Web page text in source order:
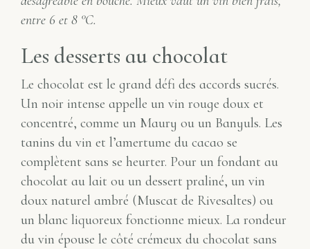
entre 6 et 8 °C.
Les desserts au chocolat
Le chocolat est le grand défi des accords sucrés.
Un noir intense appelle un vin rouge doux et
concentré, comme un Maury ou un Banyuls. Les
tanins du vin et l’amertume du cacao se
complètent sans se heurter. Pour un fondant au
chocolat au lait ou un dessert praliné, un vin
doux naturel ambré (Muscat de Rivesaltes) ou
un blanc liquoreux fonctionne mieux. La rondeur
du vin épouse le côté crémeux du chocolat sans